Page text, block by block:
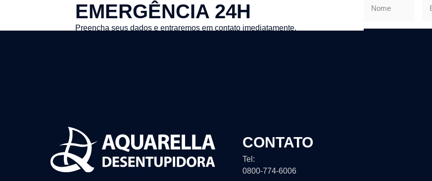
EMERGÊNCIA 24H
Preencha seus dados e entraremos em contato imediatamente.
CONTATO
Tel:
0800-774-6006